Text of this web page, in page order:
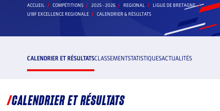
ACCUEIL COMPÉTITIONS 2025 - 2026 REGIONAL
LIGUE DE BRETAGNE
U18F EXCELLENCE REGIONALE
CALENDRIER & RÉSULTATS
CALENDRIER ET RÉSULTATSCLASSEMENTSTATISTIQUESACTUALITÉS
CALENDRIER ET RÉSULTATS